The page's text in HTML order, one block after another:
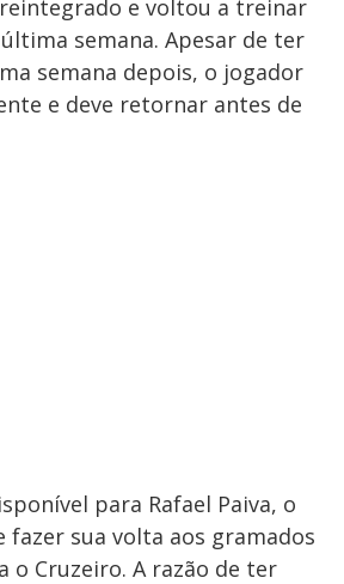
e voltou a treinar
semana. Apesar de ter
semana depois, o jogador
e deve retornar antes de
para Rafael Paiva, o
fazer sua volta aos gramados
o Cruzeiro. A razão de ter